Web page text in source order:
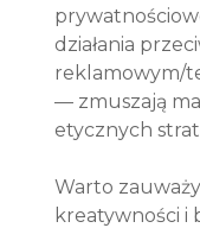
działania
reklamowym/
— zmuszają
etycznych
Warto
kreatywności i